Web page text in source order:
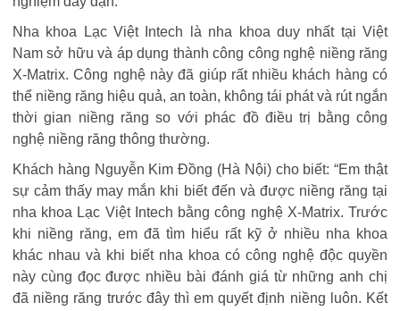
Nha khoa Lạc Việt Intech là nha khoa duy nhất tại Việt
Nam sở hữu và áp dụng thành công công nghệ niềng răng
X-Matrix. Công nghệ này đã giúp rất nhiều khách hàng có
thể niềng răng hiệu quả, an toàn, không tái phát và rút ngắn
thời gian niềng răng so với phác đồ điều trị bằng công
nghệ niềng răng thông thường.
Khách hàng Nguyễn Kim Đồng (Hà Nội) cho biết: “Em thật
sự cảm thấy may mắn khi biết đến và được niềng răng tại
nha khoa Lạc Việt Intech bằng công nghệ X-Matrix. Trước
khi niềng răng, em đã tìm hiểu rất kỹ ở nhiều nha khoa
khác nhau và khi biết nha khoa có công nghệ độc quyền
này cùng đọc được nhiều bài đánh giá từ những anh chị
đã niềng răng trước đây thì em quyết định niềng luôn. Kết